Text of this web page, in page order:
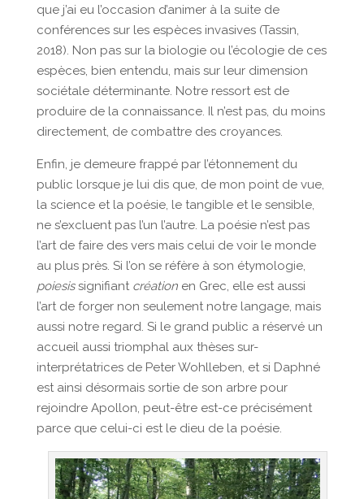
que j’ai eu l’occasion d’animer à la suite de
conférences sur les espèces invasives (Tassin,
2018). Non pas sur la biologie ou l’écologie de ces
espèces, bien entendu, mais sur leur dimension
sociétale déterminante. Notre ressort est de
produire de la connaissance. Il n’est pas, du moins
directement, de combattre des croyances.
Enfin, je demeure frappé par l’étonnement du
public lorsque je lui dis que, de mon point de vue,
la science et la poésie, le tangible et le sensible,
ne s’excluent pas l’un l’autre. La poésie n’est pas
l’art de faire des vers mais celui de voir le monde
au plus près. Si l’on se réfère à son étymologie,
poiesissignifiant créationen Grec, elle est aussi
l’art de forger non seulement notre langage, mais
aussi notre regard. Si le grand public a réservé un
accueil aussi triomphal aux thèses sur-
interprétatrices de Peter Wohlleben, et si Daphné
est ainsi désormais sortie de son arbre pour
rejoindre Apollon, peut-être est-ce précisément
parce que celui-ci est le dieu de la poésie.